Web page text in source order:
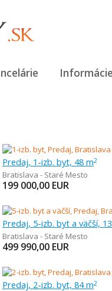
Informácie
Predaj, 1-izb. byt, 48 m2
Bratislava - Staré Mesto
199 000,00 EUR
Predaj, 5-izb. byt a väčší,
Bratislava - Staré Mesto
499 990,00 EUR
Predaj, 2-izb. byt, 84 m2